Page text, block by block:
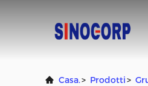
Casa.> Prodotti>